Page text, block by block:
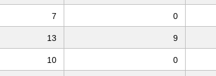
7 0
13 9
10 0